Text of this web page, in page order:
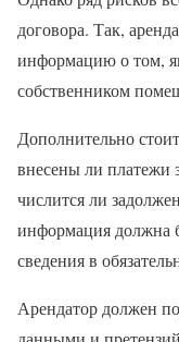
договора. Так,
информацию о том,
собственником
Дополнительно
внесены ли платежи
числится ли
информация должна
сведения в
Арендатор должен